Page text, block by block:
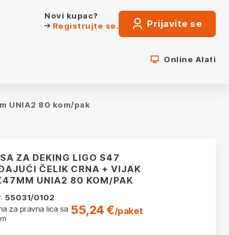
Novi kupac?
Registrujte se.
Prijavite se
Online Alati
UNIA2 80 kom/pak
ZA DEKING LIGO S47
ČELIK CRNA + VIJAK
UNIA2 80 KOM/PAK
55031/0102
za pravna lica sa 55,24 €/paket